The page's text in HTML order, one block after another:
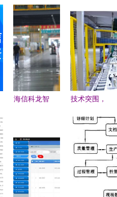
海信科龙智
就中国智造
标杆 信息
系统集成
技术突围，
解读TCL空
调的新风核
心竞争力与
技术服务新